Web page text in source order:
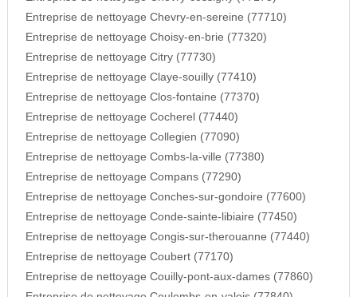
Entreprise de nettoyage Chevry-en-sereine (77710)
Entreprise de nettoyage Choisy-en-brie (77320)
Entreprise de nettoyage Citry (77730)
Entreprise de nettoyage Claye-souilly (77410)
Entreprise de nettoyage Clos-fontaine (77370)
Entreprise de nettoyage Cocherel (77440)
Entreprise de nettoyage Collegien (77090)
Entreprise de nettoyage Combs-la-ville (77380)
Entreprise de nettoyage Compans (77290)
Entreprise de nettoyage Conches-sur-gondoire (77600)
Entreprise de nettoyage Conde-sainte-libiaire (77450)
Entreprise de nettoyage Congis-sur-therouanne (77440)
Entreprise de nettoyage Coubert (77170)
Entreprise de nettoyage Couilly-pont-aux-dames (77860)